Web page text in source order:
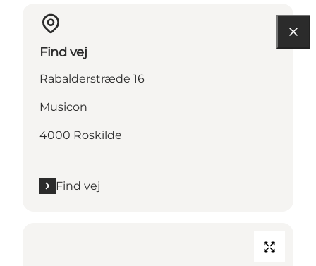
Find vej
Rabalderstræde 16
Musicon
4000 Roskilde
Find vej